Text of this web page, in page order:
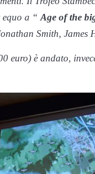
equo a “ Age of the
Smith, James
euro) è andato,